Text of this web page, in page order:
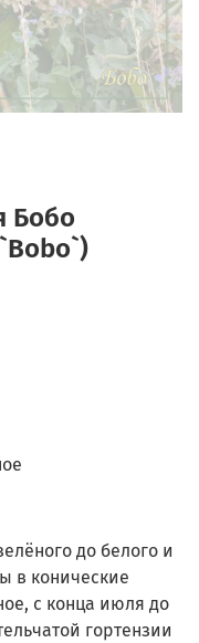
Бобо
до белого и
в конические
с конца июля до
гортензии